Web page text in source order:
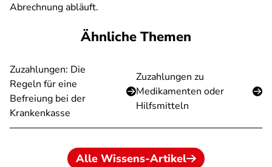
Abrechnung abläuft.
Ähnliche Themen
Zuzahlungen: Die
Regeln für eine
Befreiung bei der
Krankenkasse
Zuzahlungen zu
Medikamenten oder
Hilfsmitteln
Alle Wissens-Artikel